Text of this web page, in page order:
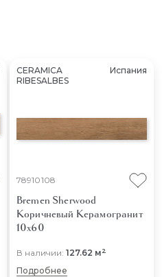
CERAMICA
RIBESALBES
Испания
78910108
Bremen Sherwood
Коричневый Керамогранит
10x60
В наличии: 127.62 м2
Подробнее